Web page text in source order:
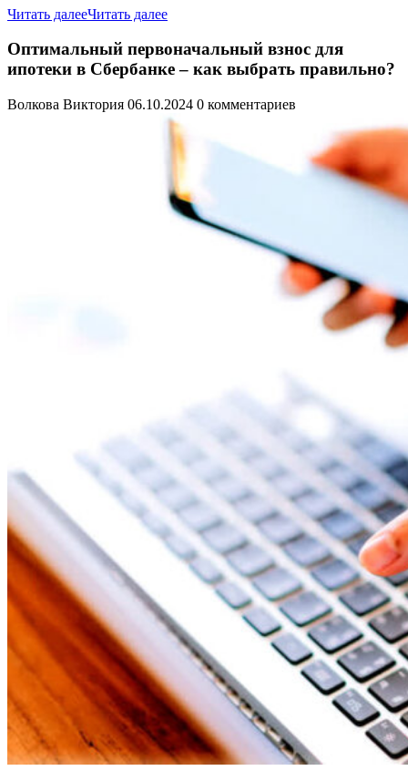
Читать далееЧитать далее
Оптимальный первоначальный взнос для
ипотеки в Сбербанке – как выбрать правильно?
Волкова Виктория 06.10.2024 0 комментариев